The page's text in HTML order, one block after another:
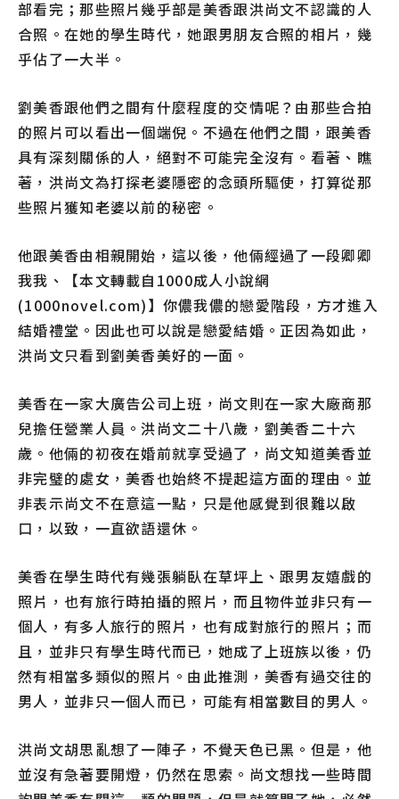
部看完；那些照片幾乎部是美香跟洪尚文不認識的人
合照。在她的學生時代，她跟男朋友合照的相片，幾
乎佔了一大半。
劉美香跟他們之間有什麼程度的交情呢？由那些合拍
的照片可以看出一個端倪。不過在他們之間，跟美香
具有深刻關係的人，絕對不可能完全沒有。看著、瞧
著，洪尚文為打探老婆隱密的念頭所驅使，打算從那
些照片獲知老婆以前的秘密。
他跟美香由相親開始，這以後，他倆經過了一段卿卿
我我、【本文轉載自1000成人小說網
(1000novel.com)】你儂我儂的戀愛階段，方才進入
結婚禮堂。因此也可以說是戀愛結婚。正因為如此，
洪尚文只看到劉美香美好的一面。
美香在一家大廣告公司上班，尚文則在一家大廠商那
兒擔任營業人員。洪尚文二十八歲，劉美香二十六
歲。他倆的初夜在婚前就享受過了，尚文知道美香並
非完璧的處女，美香也始終不提起這方面的理由。並
非表示尚文不在意這一點，只是他感覺到很難以啟
口，以致，一直欲語還休。
美香在學生時代有幾張躺臥在草坪上、跟男友嬉戲的
照片，也有旅行時拍攝的照片，而且物件並非只有一
個人，有多人旅行的照片，也有成對旅行的照片；而
且，並非只有學生時代而已，她成了上班族以後，仍
然有相當多類似的照片。由此推測，美香有過交往的
男人，並非只一個人而已，可能有相當數目的男人。
洪尚文胡思亂想了一陣子，不覺天色已黑。但是，他
並沒有急著要開燈，仍然在思索。尚文想找一些時間